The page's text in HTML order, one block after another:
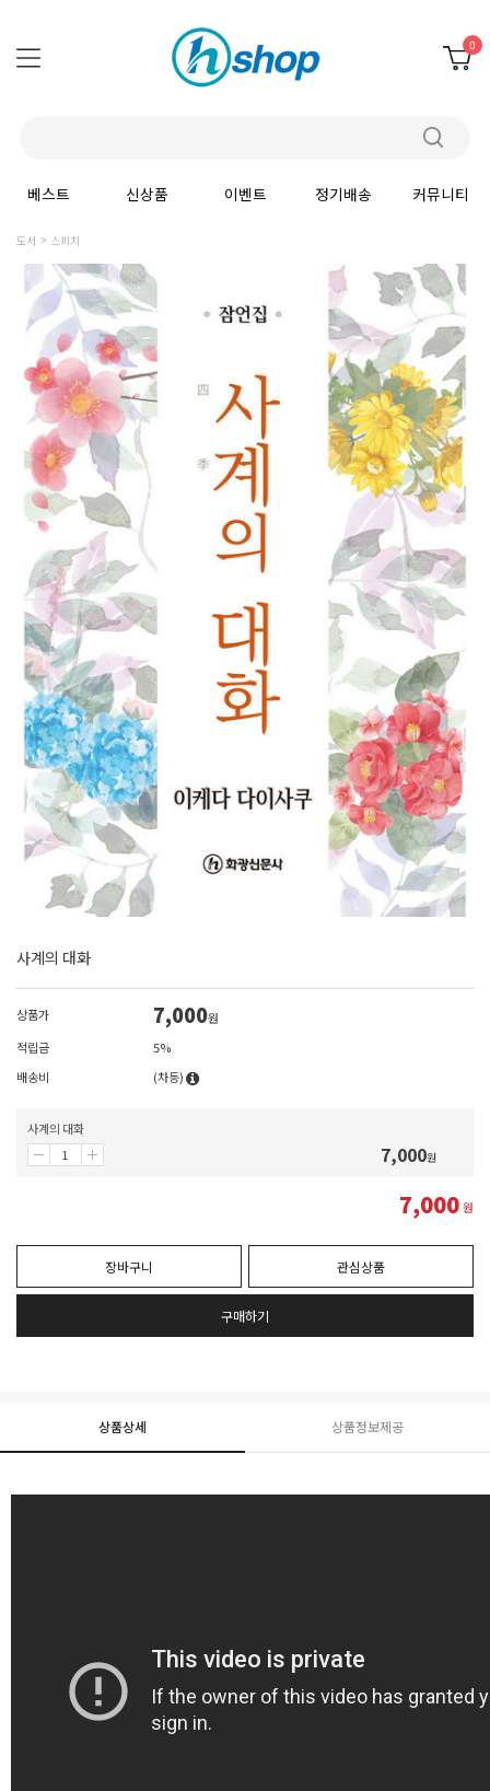
0
베스트 신상품 이벤트 정기배송 커뮤니티
도서 스피치
사계의 대화
상품가 7,000원
적립금
5%
배송비
(차등)
사계의 대화
7,000원
7,000원
장바구니 관심상품
구매하기
상품상세 상품정보제공